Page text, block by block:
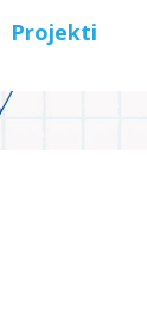
Projekti